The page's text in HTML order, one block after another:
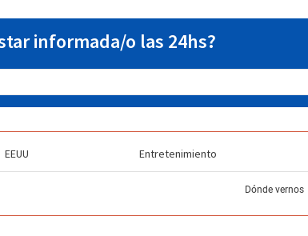
informada/o las 24hs?
EEUU Entretenimiento
Dónde vernos